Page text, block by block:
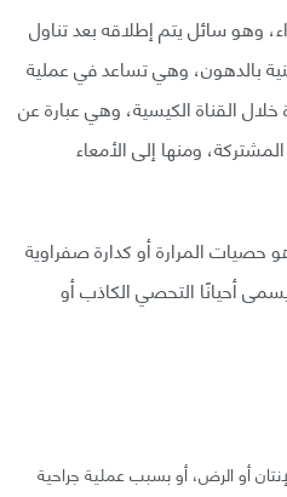
وهو سائل يتم إطلاقه بعد تناول
بالدهون، وهي تساعد في عملية
القناة الكيسية، وهي عبارة عن
ومنها إلى الأمعاء
حصيات المرارة أو كدارة صفراوية
أحيانًا التحصي الكاذب أو
أو الرض، أو بسبب عملية جراحية